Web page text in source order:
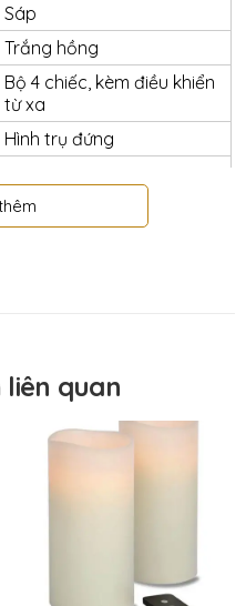
Sáp
Trắng hồng
Bộ 4 chiếc, kèm điều khiển
từ xa
Hình trụ đứng
(4) viên Pin tiểu
Đèn Trang trí
quan